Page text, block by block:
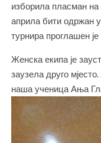
изборила пласман на
априла бити одржан
турнира проглашен
Женска екипа је
заузела друго
наша ученица Ања